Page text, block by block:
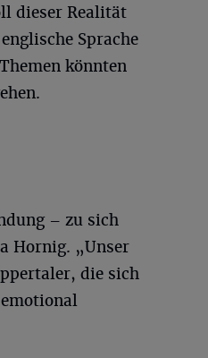
dieser Realität
Sprache
könnten
– zu sich
Hornig. „Unser
die sich